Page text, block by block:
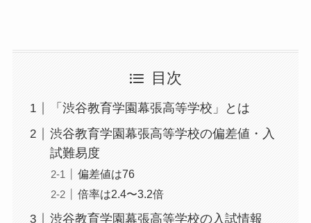
目次
「渋谷教育学園幕張高等学校」とは
渋谷教育学園幕張高等学校の偏差値・入
試難易度
偏差値は76
倍率は2.4〜3.2倍
渋谷教育学園幕張高等学校の入試情報